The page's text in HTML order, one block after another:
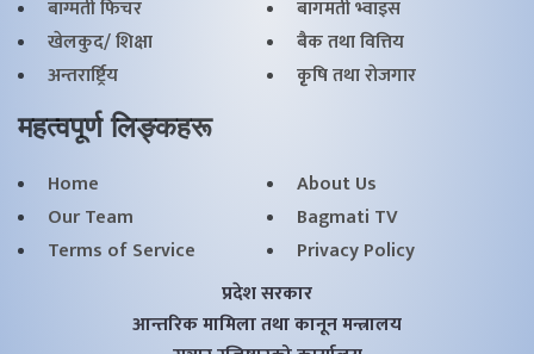
बाग्मती फिचर
बागमती भ्वाइस
खेलकुद/ शिक्षा
बैक तथा वित्तिय
अन्तरार्ष्ट्रिय
कृृषि तथा राेजगार
महत्वपूर्ण लिङ्कहरू
Home
About Us
Our Team
Bagmati TV
Terms of Service
Privacy Policy
प्रदेश सरकार
आन्तरिक मामिला तथा कानून मन्त्रालय